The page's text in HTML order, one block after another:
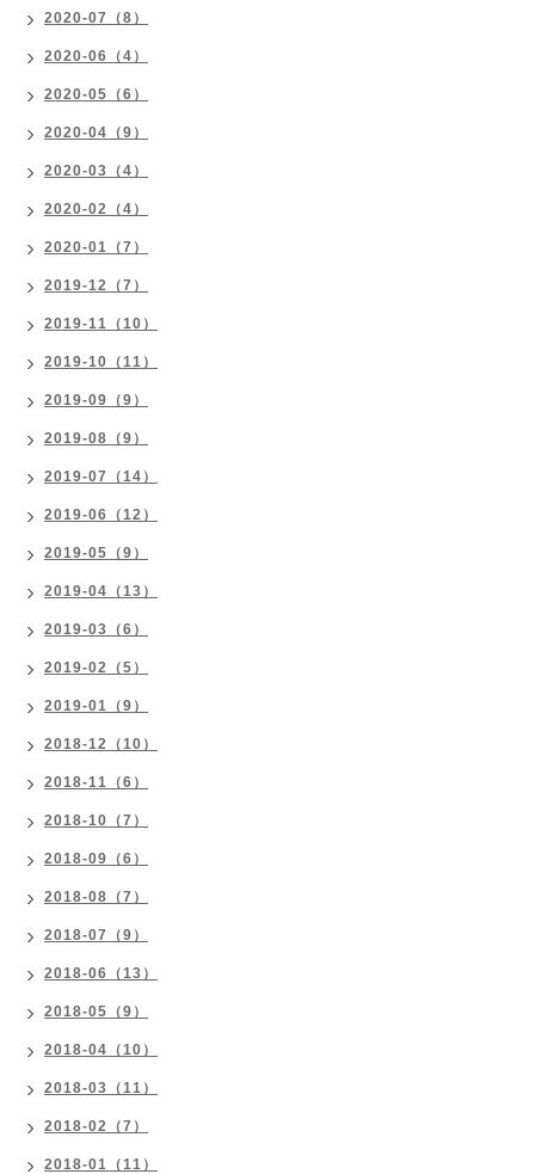
2020-07（8）
2020-06（4）
2020-05（6）
2020-04（9）
2020-03（4）
2020-02（4）
2020-01（7）
2019-12（7）
2019-11（10）
2019-10（11）
2019-09（9）
2019-08（9）
2019-07（14）
2019-06（12）
2019-05（9）
2019-04（13）
2019-03（6）
2019-02（5）
2019-01（9）
2018-12（10）
2018-11（6）
2018-10（7）
2018-09（6）
2018-08（7）
2018-07（9）
2018-06（13）
2018-05（9）
2018-04（10）
2018-03（11）
2018-02（7）
2018-01（11）